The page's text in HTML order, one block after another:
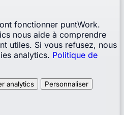
fonctionner puntWork.
nous aide à comprendre
utiles. Si vous refusez, nous
analytics. Politique de
analytics Personnaliser